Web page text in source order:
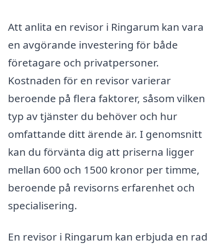
Att anlita en revisor i Ringarum kan vara
en avgörande investering för både
företagare och privatpersoner.
Kostnaden för en revisor varierar
beroende på flera faktorer, såsom vilken
typ av tjänster du behöver och hur
omfattande ditt ärende är. I genomsnitt
kan du förvänta dig att priserna ligger
mellan 600 och 1500 kronor per timme,
beroende på revisorns erfarenhet och
specialisering.
En revisor i Ringarum kan erbjuda en rad